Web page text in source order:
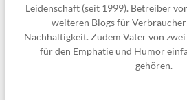
Leidenschaft (seit 1999). Betreiber
weiteren Blogs für
Nachhaltigkeit. Zudem Vater von
für den Emphatie und Humor
gehören.